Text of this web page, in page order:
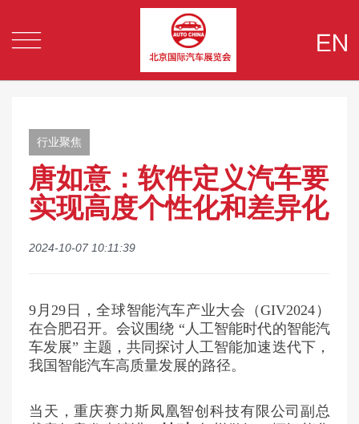
 
行业聚焦
唐如意：软件定义汽车要
实现高度个性化和差异化
2024-10-07 10:11:39
9月29日，全球智能汽车产业大会（GIV2024）
在合肥召开。会议围绕 “人工智能时代的智能汽
车发展” 主题，共同探讨人工智能加速迭代下，
我国智能汽车高质量发展的路径。
当天，重庆赛力斯凤凰智创科技有限公司副总